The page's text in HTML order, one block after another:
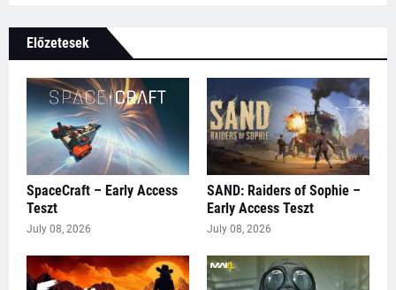
Előzetesek
SpaceCraft – Early Access
Teszt
July 08, 2026
SAND: Raiders of Sophie –
Early Access Teszt
July 08, 2026